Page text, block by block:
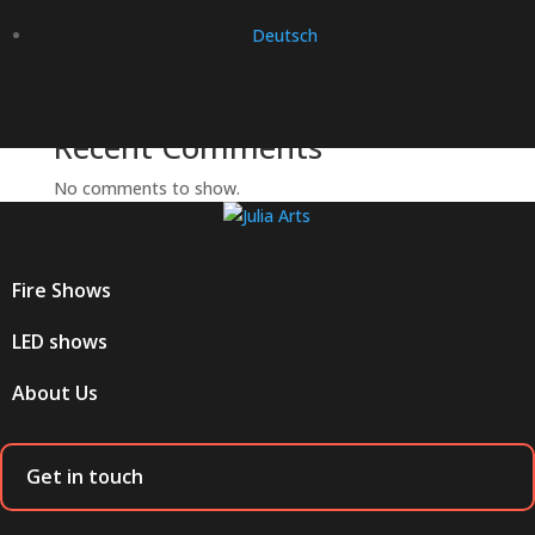
Deutsch
dinner of Katoen Natie’s inner circle
Recent Comments
No comments to show.
Fire Shows
LED shows
About Us
Get in touch